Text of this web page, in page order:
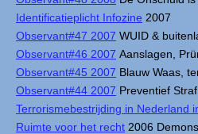
Identificatieplicht Infozine 2007
Observant#47 2007 WUID &
Observant#46 2007 Aanslagen,
Observant#45 2007 Blauw Waas,
Observant#44 2007 Preventief
Terrorismebestrijding in Nederland
Ruimte voor het recht 2006